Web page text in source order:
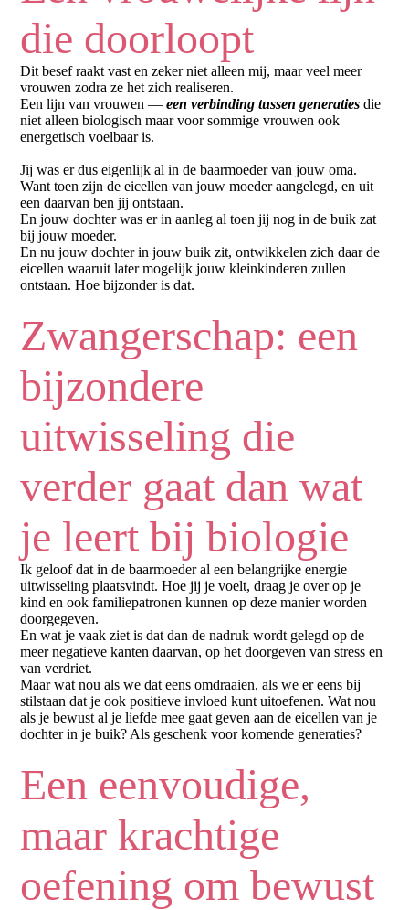
die doorloopt
Dit besef raakt vast en zeker niet alleen mij, maar veel meer
vrouwen zodra ze het zich realiseren.
Een lijn van vrouwen —een verbinding tussen generatiesdie
niet alleen biologisch maar voor sommige vrouwen ook
energetisch voelbaar is.
Jij was er dus eigenlijk al in de baarmoeder van jouw oma.
Want toen zijn de eicellen van jouw moeder aangelegd, en uit
een daarvan ben jij ontstaan.
En jouw dochter was er in aanleg al toen jij nog in de buik zat
bij jouw moeder.
En nu jouw dochter in jouw buik zit, ontwikkelen zich daar de
eicellen waaruit later mogelijk jouw kleinkinderen zullen
ontstaan. Hoe bijzonder is dat.
Zwangerschap: een
bijzondere
uitwisseling die
verder gaat dan wat
je leert bij biologie
Ik geloof dat in de baarmoeder al een belangrijke energie
uitwisseling plaatsvindt. Hoe jij je voelt, draag je over op je
kind en ook familiepatronen kunnen op deze manier worden
doorgegeven.
En wat je vaak ziet is dat dan de nadruk wordt gelegd op de
meer negatieve kanten daarvan, op het doorgeven van stress en
van verdriet.
Maar wat nou als we dat eens omdraaien, als we er eens bij
stilstaan dat je ook positieve invloed kunt uitoefenen. Wat nou
als je bewust al je liefde mee gaat geven aan de eicellen van je
dochter in je buik? Als geschenk voor komende generaties?
Een eenvoudige,
maar krachtige
oefening om bewust